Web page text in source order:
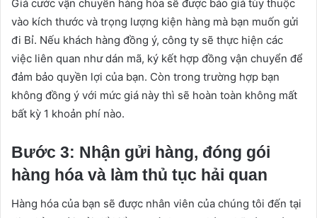
Giá cước vận chuyển hàng hóa sẽ được báo giá tùy thuộc
vào kích thước và trọng lượng kiện hàng mà bạn muốn gửi
đi Bỉ. Nếu khách hàng đồng ý, công ty sẽ thực hiện các
việc liên quan như dán mã, ký kết hợp đồng vận chuyển để
đảm bảo quyền lợi của bạn. Còn trong trường hợp bạn
không đồng ý với mức giá này thì sẽ hoàn toàn không mất
bất kỳ 1 khoản phí nào.
Bước 3: Nhận gửi hàng, đóng gói
hàng hóa và làm thủ tục hải quan
Hàng hóa của bạn sẽ được nhân viên của chúng tôi đến tại